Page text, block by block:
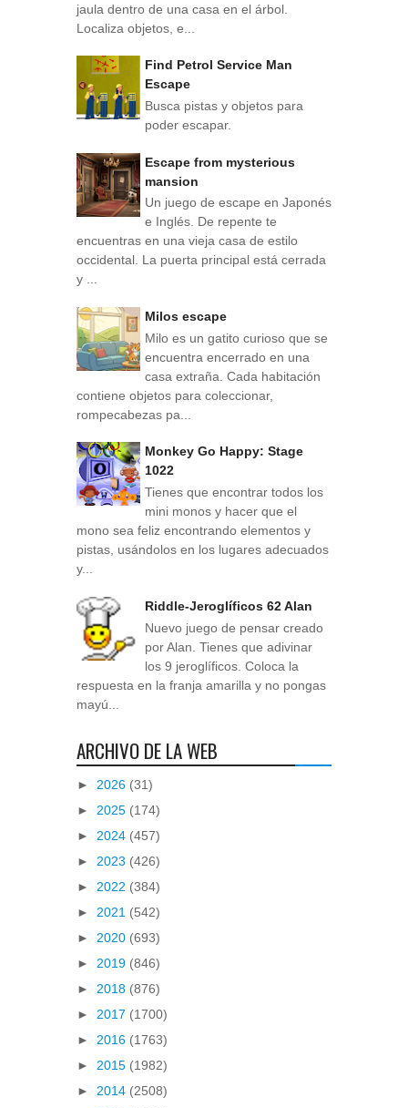
jaula dentro de una casa en el árbol.
Localiza objetos, e...
Find Petrol Service Man
Escape
Busca pistas y objetos para
poder escapar.
Escape from mysterious
mansion
Un juego de escape en Japonés
e Inglés. De repente te
encuentras en una vieja casa de estilo
occidental. La puerta principal está cerrada
y ...
Milos escape
Milo es un gatito curioso que se
encuentra encerrado en una
casa extraña. Cada habitación
contiene objetos para coleccionar,
rompecabezas pa...
Monkey Go Happy: Stage
1022
Tienes que encontrar todos los
mini monos y hacer que el
mono sea feliz encontrando elementos y
pistas, usándolos en los lugares adecuados
y...
Riddle-Jeroglíficos 62 Alan
Nuevo juego de pensar creado
por Alan. Tienes que adivinar
los 9 jeroglíficos. Coloca la
respuesta en la franja amarilla y no pongas
mayú...
ARCHIVO DE LA WEB
► 2026 (31)
► 2025 (174)
► 2024 (457)
► 2023 (426)
► 2022 (384)
► 2021 (542)
► 2020 (693)
► 2019 (846)
► 2018 (876)
► 2017 (1700)
► 2016 (1763)
► 2015 (1982)
► 2014 (2508)